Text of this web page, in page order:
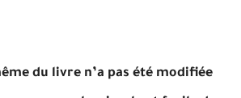
du livre n’a pas été modifiée